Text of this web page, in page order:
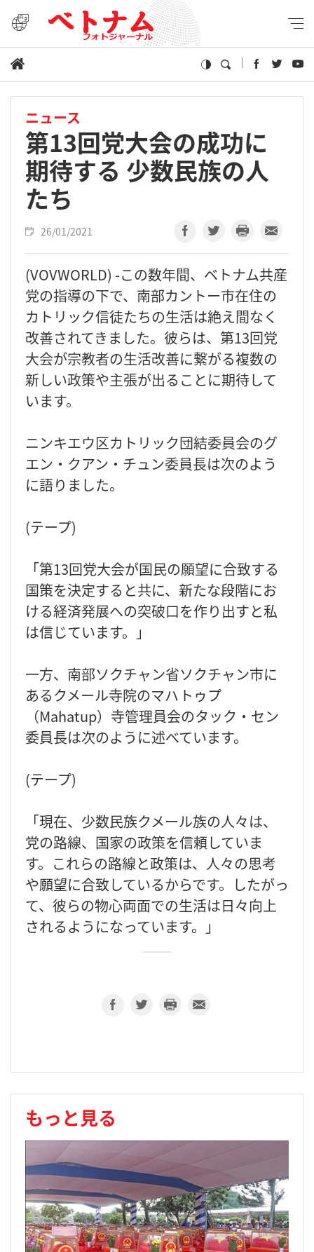
ニュース
第13回党大会の成功に
期待する 少数民族の人
たち
26/01/2021
(VOVWORLD) -この数年間、ベトナム共産
党の指導の下で、南部カントー市在住の
カトリック信徒たちの生活は絶え間なく
改善されてきました。彼らは、第13回党
大会が宗教者の生活改善に繋がる複数の
新しい政策や主張が出ることに期待して
います。
ニンキエウ区カトリック団結委員会のグ
エン・クアン・チュン委員長は次のよう
に語りました。
(テープ)
「第13回党大会が国民の願望に合致する
国策を決定すると共に、新たな段階にお
ける経済発展への突破口を作り出すと私
は信じています。」
一方、南部ソクチャン省ソクチャン市に
あるクメール寺院のマハトゥプ
（Mahatup）寺管理員会のタック・セン
委員長は次のように述べています。
(テープ)
「現在、少数民族クメール族の人々は、
党の路線、国家の政策を信頼していま
す。これらの路線と政策は、人々の思考
や願望に合致しているからです。したがっ
て、彼らの物心両面での生活は日々向上
されるようになっています。」
もっと見る